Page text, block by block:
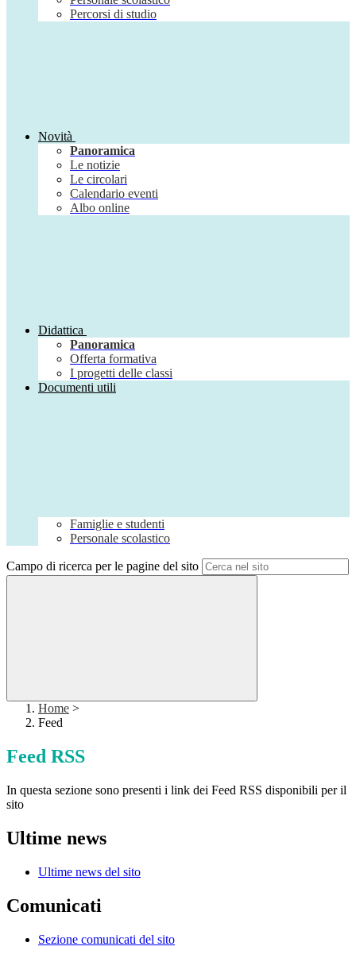
Percorsi di studio
Novità
Panoramica
Le notizie
Le circolari
Calendario eventi
Albo online
Didattica
Panoramica
Offerta formativa
I progetti delle classi
Documenti utili
Famiglie e studenti
Personale scolastico
Campo di ricerca per le pagine del sito
Home >
Feed
Feed RSS
In questa sezione sono presenti i link dei Feed RSS disponibili per il
sito
Ultime news
Ultime news del sito
Comunicati
Sezione comunicati del sito